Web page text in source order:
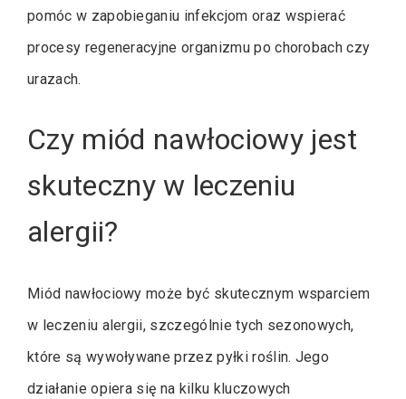
pomóc w zapobieganiu infekcjom oraz wspierać
procesy regeneracyjne organizmu po chorobach czy
urazach.
Czy miód nawłociowy jest
skuteczny w leczeniu
alergii?
Miód nawłociowy może być skutecznym wsparciem
w leczeniu alergii, szczególnie tych sezonowych,
które są wywoływane przez pyłki roślin. Jego
działanie opiera się na kilku kluczowych